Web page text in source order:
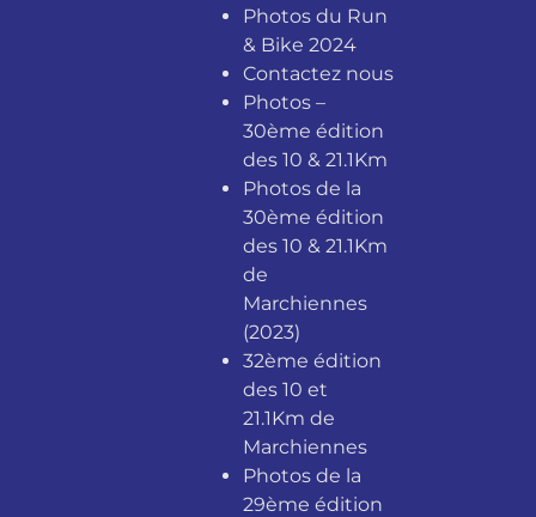
Photos du Run
& Bike 2024
Contactez nous
Photos –
30ème édition
des 10 & 21.1Km
Photos de la
30ème édition
des 10 & 21.1Km
de
Marchiennes
(2023)
32ème édition
des 10 et
21.1Km de
Marchiennes
Photos de la
29ème édition